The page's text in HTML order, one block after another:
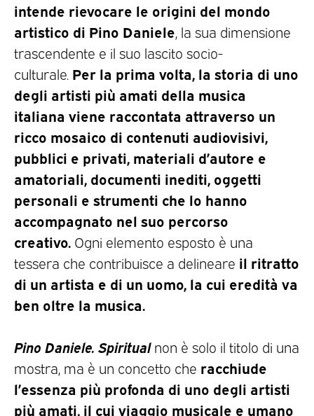
intende rievocare le origini del mondo
artistico di Pino Daniele, la sua dimensione
trascendente e il suo lascito socio-
culturale. Per la prima volta, la storia di uno
degli artisti più amati della musica
italiana viene raccontata attraverso un
ricco mosaico di contenuti audiovisivi,
pubblici e privati, materiali d’autore e
amatoriali, documenti inediti, oggetti
personali e strumenti che lo hanno
accompagnato nel suo percorso
creativo. Ogni elemento esposto è una
tessera che contribuisce a delineare il ritratto
di un artista e di un uomo, la cui eredità va
ben oltre la musica.
Pino Daniele. Spiritualnon è solo il titolo di una
mostra, ma è un concetto che racchiude
l’essenza più profonda di uno degli artisti
più amati, il cui viaggio musicale e umano